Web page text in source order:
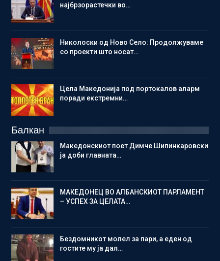
најбрзорастечки во…
Николоски од Ново Село: Продолжуваме
со проекти што носат…
Цела Македонија под портокалов аларм
поради екстремни…
Балкан
Македонскиот поет Димче Шипинкаровски
ја доби главната…
МАКЕДОНЕЦ ВО АЛБАНСКИОТ ПАРЛАМЕНТ
– УСПЕХ ЗА ЦЕЛАТА…
Бездомникот молел за пари, а еден од
гостите му ја дал…